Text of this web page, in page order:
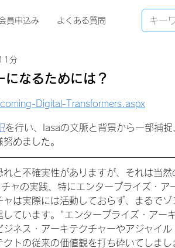
員申込み よくある質問
なるためには？
分
Digital-Transformers.aspx
を行い、Iasaの文脈と背景から一部捕
めました。
と不確実性がありますが、それは当然
ャの実践、特にエンタープライズ・ア
は実際には活動しておらず、まるで
ています。"エンタープライズ・アー
ネス・アーキテクチャーやアジャイル
トの従来の価値観を打ち砕いてしま